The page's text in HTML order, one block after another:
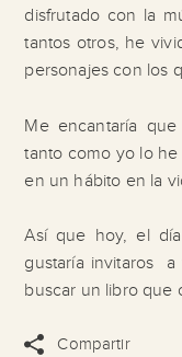
disfrutado con la
tantos otros, he
personajes con los
Me encantaría
tanto como yo lo
en un hábito en la
Así que hoy, el
gustaría invitaros
buscar un libro que
Compartir